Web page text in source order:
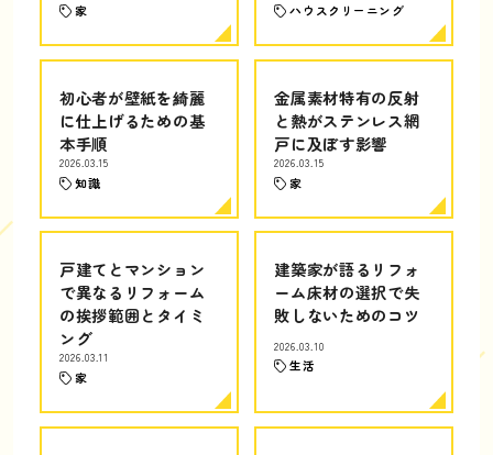
家 ハウスクリーニング
初心者が壁紙を綺麗
に仕上げるための基
本手順
2026.03.15
知識
金属素材特有の反射
と熱がステンレス網
戸に及ぼす影響
2026.03.15
家
戸建てとマンション
で異なるリフォーム
の挨拶範囲とタイミ
ング
2026.03.11
家
建築家が語るリフォ
ーム床材の選択で失
敗しないためのコツ
2026.03.10
生活